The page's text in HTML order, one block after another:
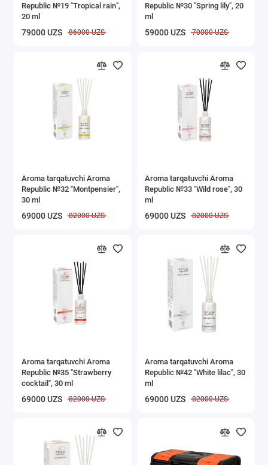
Republic №19 "Tropical rain",
20 ml
79000 UZS 86000 UZS
Republic №30 "Spring lily", 20
ml
59000 UZS 70000 UZS
Aroma tarqatuvchi Aroma
Republic №32 "Montpensier",
30 ml
69000 UZS 82000 UZS
Aroma tarqatuvchi Aroma
Republic №33 "Wild rose", 30
ml
69000 UZS 82000 UZS
Aroma tarqatuvchi Aroma
Republic №35 "Strawberry
cocktail", 30 ml
69000 UZS 82000 UZS
Aroma tarqatuvchi Aroma
Republic №42 "White lilac", 30
ml
69000 UZS 82000 UZS